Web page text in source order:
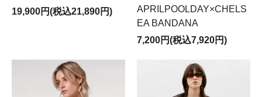
19,900円(税込21,890円)
APRILPOOLDAY×CHELS
EA BANDANA
7,200円(税込7,920円)